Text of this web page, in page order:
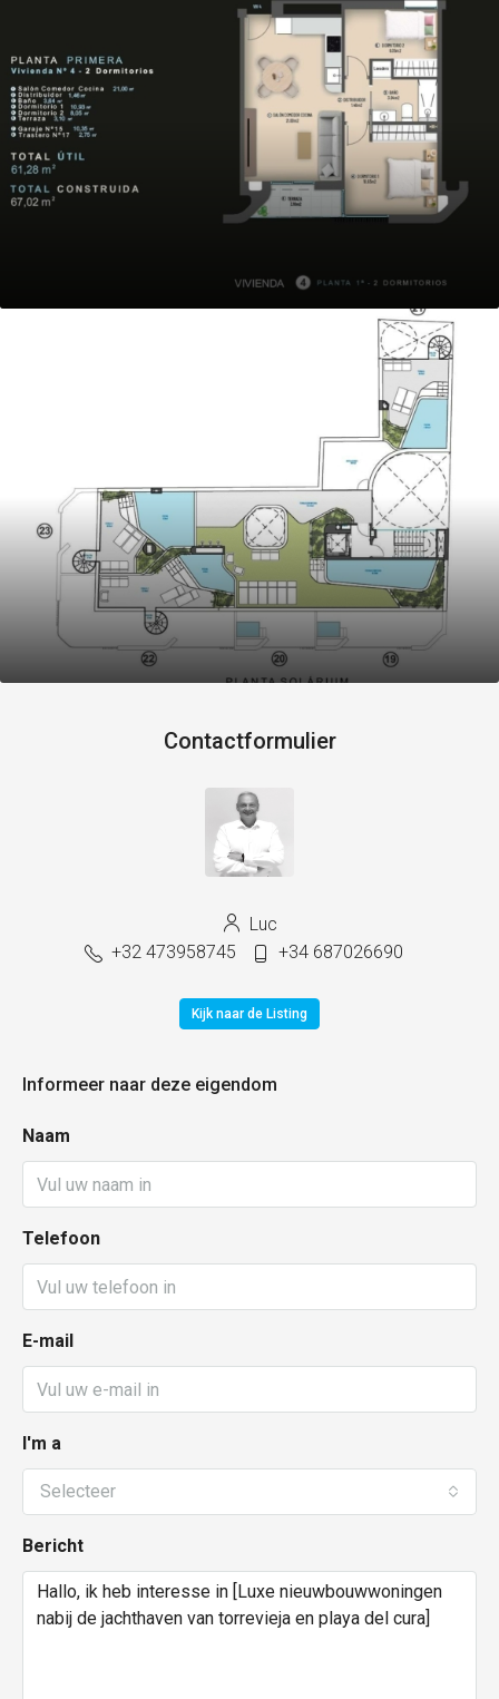
Contactformulier
Luc
+32 473958745
+34 687026690
Kijk naar de Listing
Informeer naar deze eigendom
Naam
Telefoon
E-mail
I'm a
Selecteer
Bericht